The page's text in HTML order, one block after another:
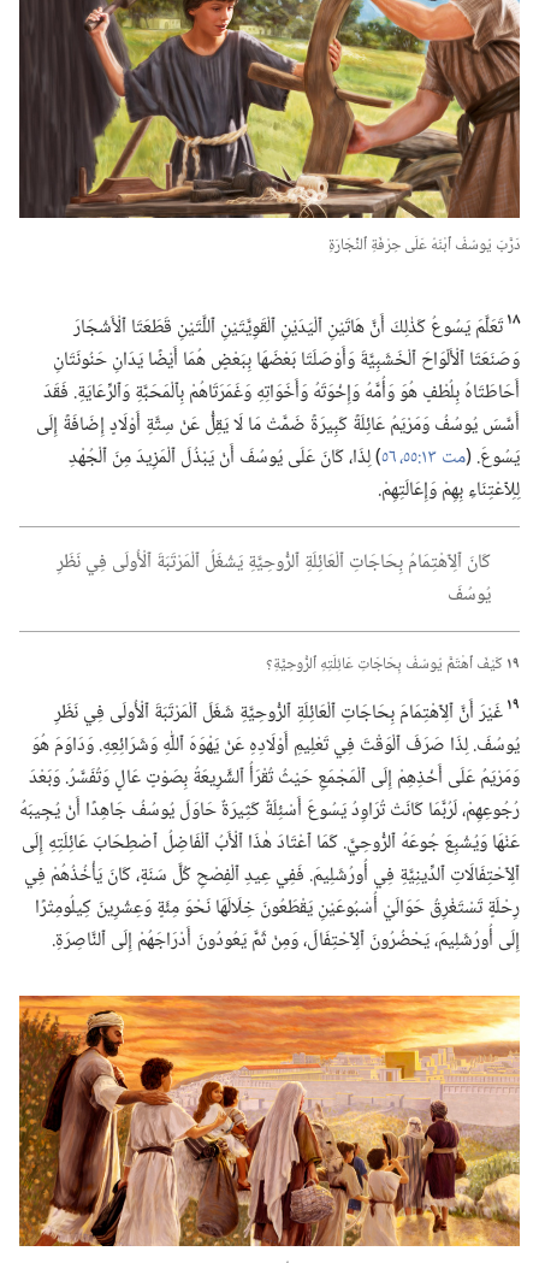
دَرَّبَ يُوسُفُ ٱبْنَهُ عَلَى حِرْفَةِ ٱلنِّجَارَةِ
١٨تَعَلَّمَ يَسُوعُ كَذٰلِكَ أَنَّ هَاتَيْنِ ٱلْيَدَيْنِ ٱلْقَوِيَّتَيْنِ ٱللَّتَيْنِ قَطَعَتَا ٱلْأَشْجَارَ
وَصَنَعَتَا ٱلْأَلْوَاحَ ٱلْخَشَبِيَّةَ وَأَوْصَلَتَا بَعْضَهَا بِبَعْضٍ هُمَا أَيْضًا يَدَانِ حَنُونَتَانِ
أَحَاطَتَاهُ بِلُطْفٍ هُوَ وَأُمَّهُ وَإِخْوَتَهُ وَأَخَوَاتِهِ وَغَمَرَتَاهُمْ بِٱلْمَحَبَّةِ وَٱلرِّعَايَةِ.‏ فَقَدَ
أَسَّسَ يُوسُفُ وَمَرْيَمُ عَائِلَةً كَبِيرَةً ضَمَّتْ مَا لَا يَقِلُّ عَنْ سِتَّةِ أَوْلَادٍ إِضَافَةً إِلَى
يَسُوعَ.‏ (‏مت ١٣:‏​٥٥،‏ ٥٦
‏)‏ لِذَا،‏ كَانَ عَلَى يُوسُفَ أَنْ يَبْذُلَ ٱلْمَزِيدَ مِنَ ٱلْجُهْدِ
لِلِٱعْتِنَاءِ بِهِمْ وَإِعَالَتِهِمْ.‏
كَانَ ٱلِٱهْتِمَامُ بِحَاجَاتِ ٱلْعَائِلَةِ ٱلرُّوحِيَّةِ يَشْغَلُ ٱلْمَرْتَبَةَ ٱلْأُولَى فِي نَظَرِ
يُوسُفَ
١٩كَيْفَ ٱهْتَمَّ يُوسُفُ بِحَاجَاتِ عَائِلَتِهِ ٱلرُّوحِيَّةِ؟‏
١٩غَيْرَ أَنَّ ٱلِٱهْتِمَامَ بِحَاجَاتِ ٱلْعَائِلَةِ ٱلرُّوحِيَّةِ شَغَلَ ٱلْمَرْتَبَةَ ٱلْأُولَى فِي نَظَرِ
يُوسُفَ.‏ لِذَا صَرَفَ ٱلْوَقْتَ فِي تَعْلِيمِ أَوْلَادِهِ عَنْ يَهْوَهَ ٱللّٰهِ وَشَرَائِعِهِ.‏ وَدَاوَمَ هُوَ
وَمَرْيَمُ عَلَى أَخْذِهِمْ إِلَى ٱلْمَجْمَعِ حَيْثُ تُقْرَأُ ٱلشَّرِيعَةُ بِصَوْتٍ عَالٍ وَتُفَسَّرُ.‏ وَبَعْدَ
رُجُوعِهِمْ،‏ لَرُبَّمَا كَانَتْ تُرَاوِدُ يَسُوعَ أَسْئِلَةٌ كَثِيرَةٌ حَاوَلَ يُوسُفُ جَاهِدًا أَنْ يُجِيبَهُ
عَنْهَا وَيُشْبِعَ جُوعَهُ ٱلرُّوحِيَّ.‏ كَمَا ٱعْتَادَ هٰذَا ٱلْأَبُ ٱلْفَاضِلُ ٱصْطِحَابَ عَائِلَتِهِ إِلَى
ٱلِٱحْتِفَالَاتِ ٱلدِّينِيَّةِ فِي أُورُشَلِيمَ.‏ فَفِي عِيدِ ٱلْفِصْحِ كُلَّ سَنَةٍ،‏ كَانَ يَأْخُذُهُمْ فِي
رِحْلَةٍ تَسْتَغْرِقُ حَوَالَيْ أُسْبُوعَيْنِ يَقْطَعُونَ خِلَالَهَا نَحْوَ مِئَةٍ وَعِشْرِينَ كِيلُومِتْرًا
إِلَى أُورُشَلِيمَ،‏ يَحْضُرُونَ ٱلِٱحْتِفَالَ،‏ وَمِنْ ثَمَّ يَعُودُونَ أَدْرَاجَهُمْ إِلَى ٱلنَّاصِرَةِ.‏